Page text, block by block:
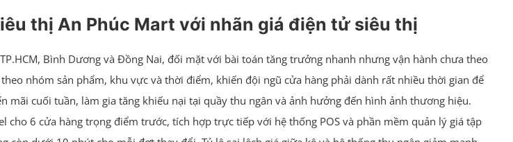
thị An Phúc Mart với nhãn giá điện tử siêu thị
Bình Dương và Đồng Nai, đối mặt với bài toán tăng trưởng nhanh nhưng vận hành chưa theo
nhóm sản phẩm, khu vực và thời điểm, khiến đội ngũ cửa hàng phải dành rất nhiều thời gian để
mãi cuối tuần, làm gia tăng khiếu nại tại quầy thu ngân và ảnh hưởng đến hình ảnh thương hiệu.
6 cửa hàng trọng điểm trước, tích hợp trực tiếp với hệ thống POS và phần mềm quản lý giá tập